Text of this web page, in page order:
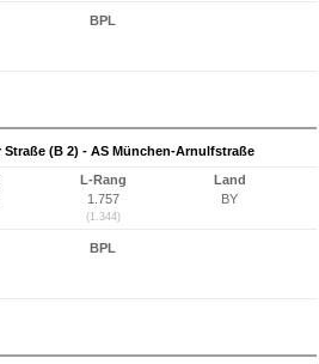
BPL
(B 2) - AS München-Arnulfstraße
L-Rang
1.757
(1.344)
Land
BY
BPL